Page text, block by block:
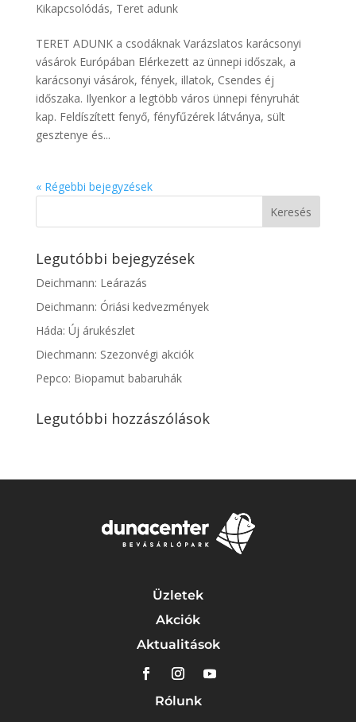
Kikapcsolódás, Teret adunk
TERET ADUNK a csodáknak Varázslatos karácsonyi
vásárok Európában Elérkezett az ünnepi időszak, a
karácsonyi vásárok, fények, illatok, Csendes éj
időszaka. Ilyenkor a legtöbb város ünnepi fényruhát
kap. Feldíszített fenyő, fényfűzérek látványa, sült
gesztenye és...
« Régebbi bejegyzések
Legutóbbi bejegyzések
Deichmann: Leárazás
Deichmann: Óriási kedvezmények
Háda: Új árukészlet
Diechmann: Szezonvégi akciók
Pepco: Biopamut babaruhák
Legutóbbi hozzászólások
Üzletek
Akciók
Aktualitások
Rólunk